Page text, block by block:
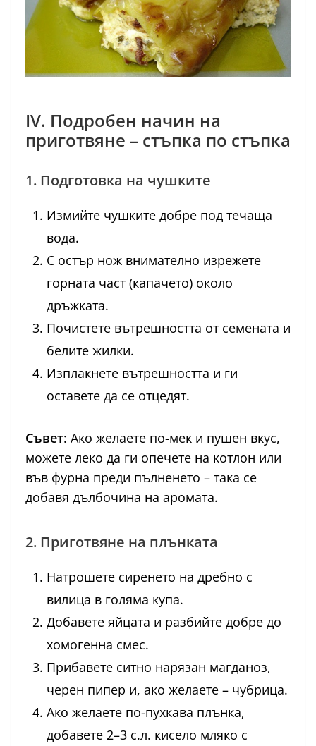
IV. Подробен начин на
приготвяне – стъпка по стъпка
1. Подготовка на чушките
Измийте чушките добре под течаща
вода.
С остър нож внимателно изрежете
горната част (капачето) около
дръжката.
Почистете вътрешността от семената и
белите жилки.
Изплакнете вътрешността и ги
оставете да се отцедят.
Съвет: Ако желаете по-мек и пушен вкус,
можете леко да ги опечете на котлон или
във фурна преди пълненето – така се
добавя дълбочина на аромата.
2. Приготвяне на плънката
Натрошете сиренето на дребно с
вилица в голяма купа.
Добавете яйцата и разбийте добре до
хомогенна смес.
Прибавете ситно нарязан магданоз,
черен пипер и, ако желаете – чубрица.
Ако желаете по-пухкава плънка,
добавете 2–3 с.л. кисело мляко с